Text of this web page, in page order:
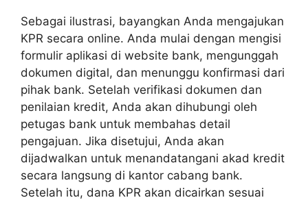
Sebagai ilustrasi, bayangkan Anda mengajukan
KPR secara online. Anda mulai dengan mengisi
formulir aplikasi di website bank, mengunggah
dokumen digital, dan menunggu konfirmasi dari
pihak bank. Setelah verifikasi dokumen dan
penilaian kredit, Anda akan dihubungi oleh
petugas bank untuk membahas detail
pengajuan. Jika disetujui, Anda akan
dijadwalkan untuk menandatangani akad kredit
secara langsung di kantor cabang bank.
Setelah itu, dana KPR akan dicairkan sesuai